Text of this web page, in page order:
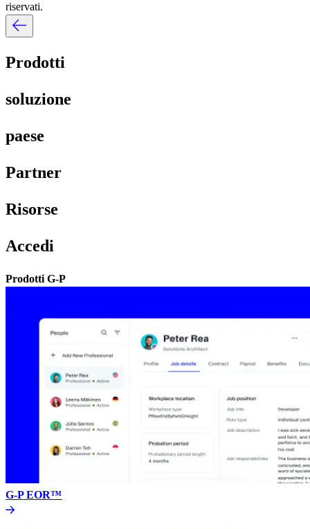
riservati.​​
Prodotti​​
soluzione​​
paese​​
Partner​​
Risorse​​
Accedi​​
Prodotti G-P​​
G-P EOR™​​